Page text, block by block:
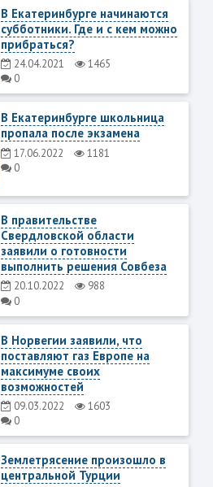
В Екатеринбурге начинаются
субботники. Где и с кем можно
прибраться?
24.04.2021
1465
0
В Екатеринбурге школьница
пропала после экзамена
17.06.2022
1181
0
В правительстве
Свердловской области
заявили о готовности
выполнить решения Совбеза
20.10.2022
988
0
В Норвегии заявили, что
поставляют газ Европе на
максимуме своих
возможностей
09.03.2022
1603
0
Землетрясение произошло в
центральной Турции